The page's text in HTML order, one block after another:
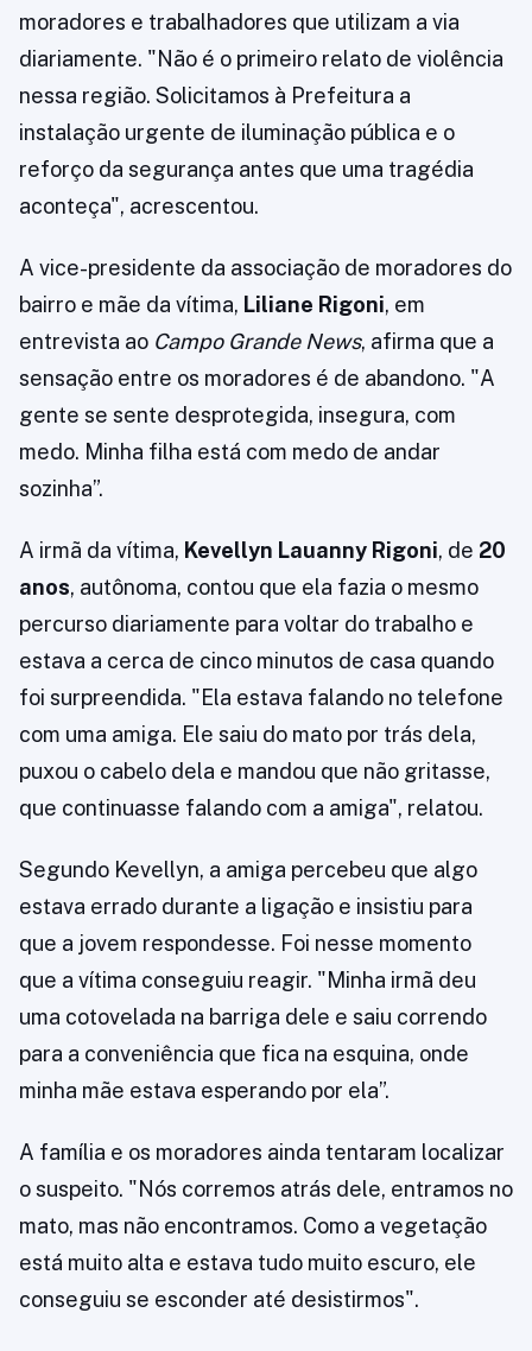
moradores e trabalhadores que utilizam a via
diariamente. "Não é o primeiro relato de violência
nessa região. Solicitamos à Prefeitura a
instalação urgente de iluminação pública e o
reforço da segurança antes que uma tragédia
aconteça", acrescentou.
A vice-presidente da associação de moradores do
bairro e mãe da vítima, Liliane Rigoni, em
entrevista ao Campo Grande News, afirma que a
sensação entre os moradores é de abandono. "A
gente se sente desprotegida, insegura, com
medo. Minha filha está com medo de andar
sozinha”.
A irmã da vítima, Kevellyn Lauanny Rigoni, de 20
anos, autônoma, contou que ela fazia o mesmo
percurso diariamente para voltar do trabalho e
estava a cerca de cinco minutos de casa quando
foi surpreendida. "Ela estava falando no telefone
com uma amiga. Ele saiu do mato por trás dela,
puxou o cabelo dela e mandou que não gritasse,
que continuasse falando com a amiga", relatou.
Segundo Kevellyn, a amiga percebeu que algo
estava errado durante a ligação e insistiu para
que a jovem respondesse. Foi nesse momento
que a vítima conseguiu reagir. "Minha irmã deu
uma cotovelada na barriga dele e saiu correndo
para a conveniência que fica na esquina, onde
minha mãe estava esperando por ela”.
A família e os moradores ainda tentaram localizar
o suspeito. "Nós corremos atrás dele, entramos no
mato, mas não encontramos. Como a vegetação
está muito alta e estava tudo muito escuro, ele
conseguiu se esconder até desistirmos".